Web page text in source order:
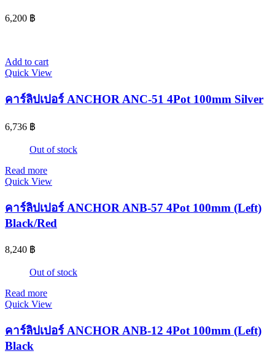
6,200 ฿
Add to cart
Quick View
คาร์ลิปเปอร์ ANCHOR ANC-51 4Pot 100mm Silver
6,736 ฿
Out of stock
Read more
Quick View
คาร์ลิปเปอร์ ANCHOR ANB-57 4Pot 100mm (Left)
Black/Red
8,240 ฿
Out of stock
Read more
Quick View
คาร์ลิปเปอร์ ANCHOR ANB-12 4Pot 100mm (Left)
Black